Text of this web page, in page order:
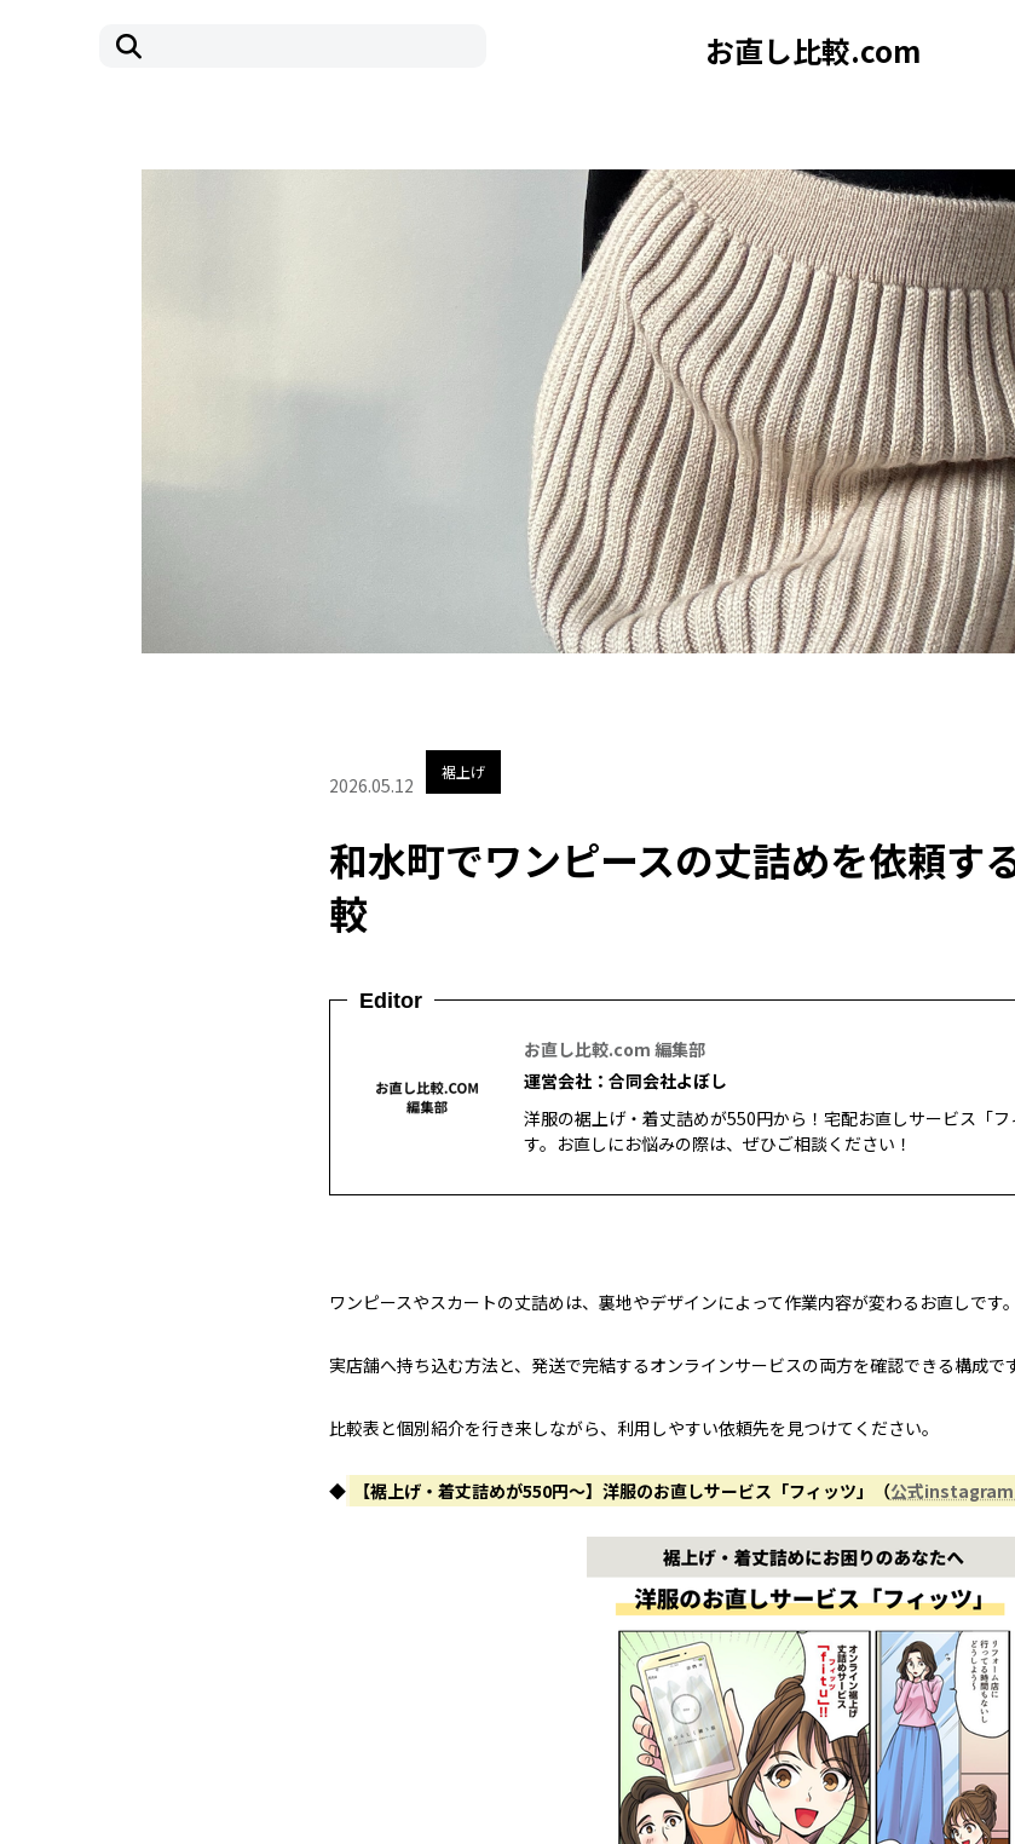
お直し比較.com
2026.05.12
裾上げ
和水町でワンピースの丈詰めを依頼す
較
Editor
お直し比較.com 編集部
運営会社：合同会社よぼし
洋服の裾上げ・着丈詰めが550円から！宅配お直しサービス「
す。お直しにお悩みの際は、ぜひご相談ください！
ワンピースやスカートの丈詰めは、裏地やデザインによって作業内容が変わるお直しです。
実店舗へ持ち込む方法と、発送で完結するオンラインサービスの両方を確認できる構成です
比較表と個別紹介を行き来しながら、利用しやすい依頼先を見つけてください。
◆ 【裾上げ・着丈詰めが550円〜】洋服のお直しサービス「フィッツ」（公式instagram